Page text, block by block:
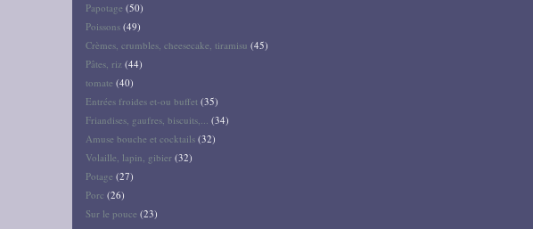
Papotage (50)
Poissons (49)
Crèmes, crumbles, cheesecake, tiramisu (45)
Pâtes, riz (44)
tomate (40)
Entrées froides et-ou buffet (35)
Friandises, gaufres, biscuits,... (34)
Amuse bouche et cocktails (32)
Volaille, lapin, gibier (32)
Potage (27)
Porc (26)
Sur le pouce (23)